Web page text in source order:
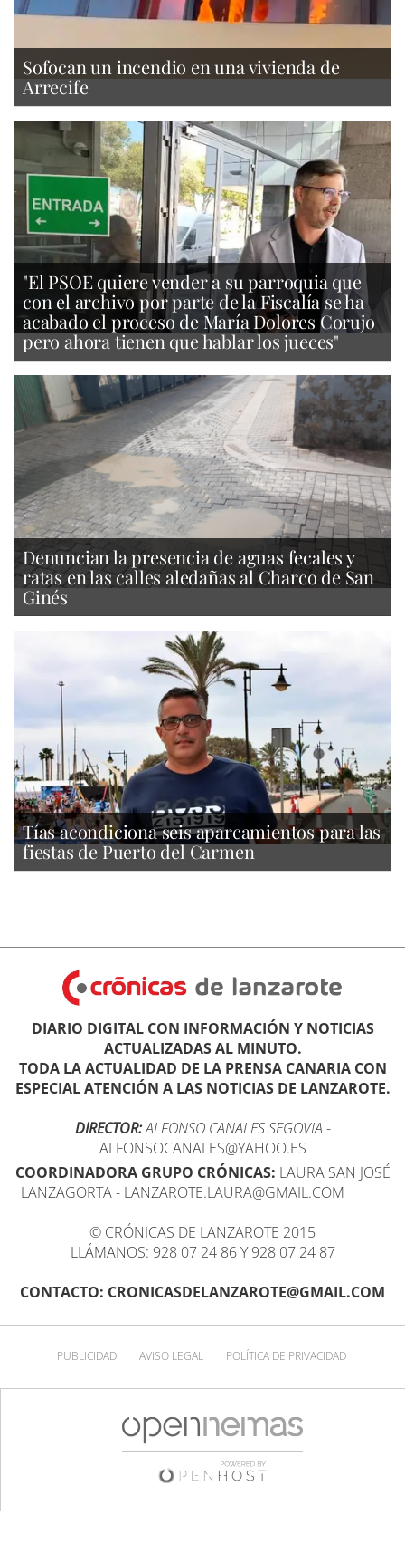
Sofocan un incendio en una vivienda de
Arrecife
"El PSOE quiere vender a su parroquia que
con el archivo por parte de la Fiscalía se ha
acabado el proceso de María Dolores Corujo
pero ahora tienen que hablar los jueces"
Denuncian la presencia de aguas fecales y
ratas en las calles aledañas al Charco de San
Ginés
Tías acondiciona seis aparcamientos para las
fiestas de Puerto del Carmen
DIARIO DIGITAL CON INFORMACIÓN Y NOTICIAS
ACTUALIZADAS AL MINUTO.
TODA LA ACTUALIDAD DE LA PRENSA CANARIA CON
ESPECIAL ATENCIÓN A LAS NOTICIAS DE LANZAROTE.
DIRECTOR:ALFONSO CANALES SEGOVIA -
ALFONSOCANALES@YAHOO.ES
COORDINADORA GRUPO CRÓNICAS: LAURA SAN JOSÉ
LANZAGORTA - LANZAROTE.LAURA@GMAIL.COM
© CRÓNICAS DE LANZAROTE 2015
LLÁMANOS: 928 07 24 86 Y 928 07 24 87
CONTACTO: CRONICASDELANZAROTE@GMAIL.COM
PUBLICIDAD AVISO LEGAL POLÍTICA DE PRIVACIDAD